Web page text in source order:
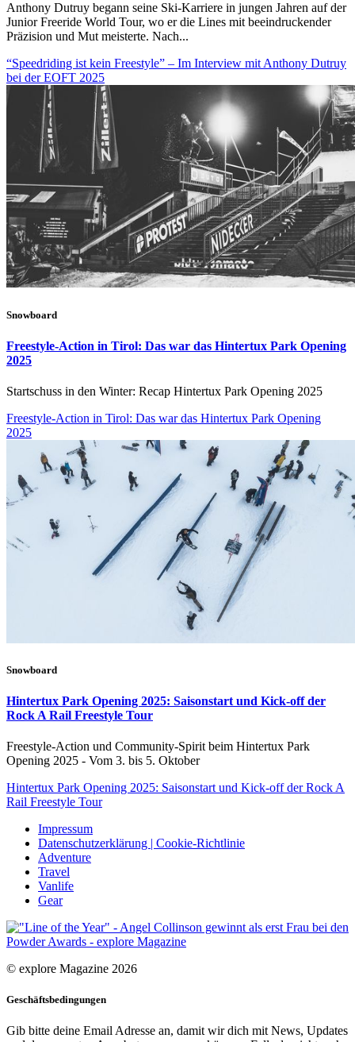
Anthony Dutruy begann seine Ski-Karriere in jungen Jahren auf der
Junior Freeride World Tour, wo er die Lines mit beeindruckender
Präzision und Mut meisterte. Nach...
“Speedriding ist kein Freestyle” – Im Interview mit Anthony Dutruy
bei der EOFT 2025
Snowboard
Freestyle-Action in Tirol: Das war das Hintertux Park Opening
2025
Startschuss in den Winter: Recap Hintertux Park Opening 2025
Freestyle-Action in Tirol: Das war das Hintertux Park Opening
2025
Snowboard
Hintertux Park Opening 2025: Saisonstart und Kick-off der
Rock A Rail Freestyle Tour
Freestyle-Action und Community-Spirit beim Hintertux Park
Opening 2025 - Vom 3. bis 5. Oktober
Hintertux Park Opening 2025: Saisonstart und Kick-off der Rock A
Rail Freestyle Tour
Impressum
Datenschutzerklärung | Cookie-Richtlinie
Adventure
Travel
Vanlife
Gear
© explore Magazine 2026
Geschäftsbedingungen
Gib bitte deine Email Adresse an, damit wir dich mit News, Updates